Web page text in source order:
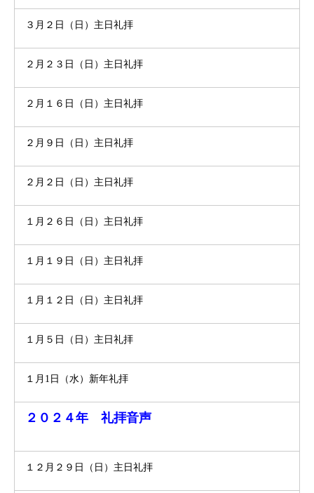
３月２日（日）主日礼拝
２月２３日（日）主日礼拝
２月１６日（日）主日礼拝
２月９日（日）主日礼拝
２月２日（日）主日礼拝
１月２６日（日）主日礼拝
１月１９日（日）主日礼拝
１月１２日（日）主日礼拝
１月５日（日）主日礼拝
１月1日（水）新年礼拝
２０２４年 礼拝音声
１２月２９日（日）主日礼拝